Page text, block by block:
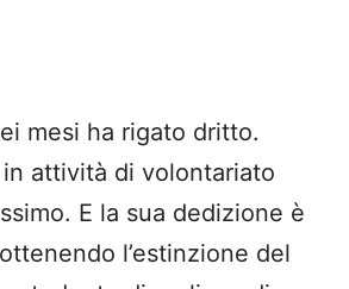
mesi ha rigato dritto.
attività di volontariato
E la sua dedizione è
l’estinzione del